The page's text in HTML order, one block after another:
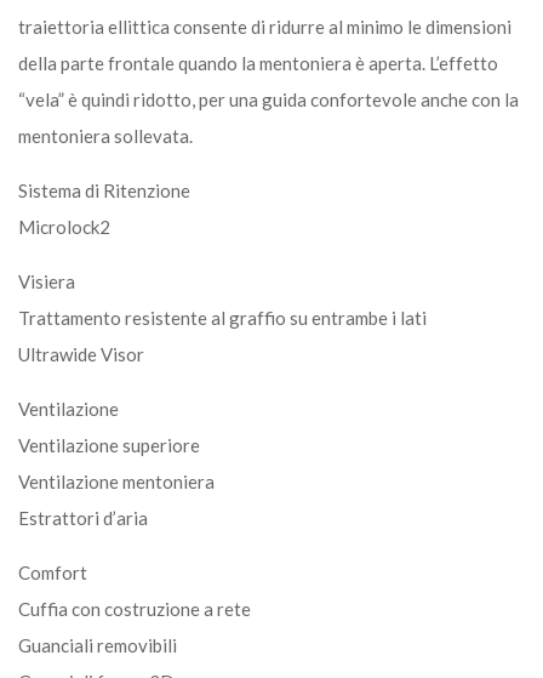
traiettoria ellittica consente di ridurre al minimo le dimensioni
della parte frontale quando la mentoniera è aperta. L’effetto
“vela” è quindi ridotto, per una guida confortevole anche con la
mentoniera sollevata.
Sistema di Ritenzione
Microlock2
Visiera
Trattamento resistente al graffio su entrambe i lati
Ultrawide Visor
Ventilazione
Ventilazione superiore
Ventilazione mentoniera
Estrattori d’aria
Comfort
Cuffia con costruzione a rete
Guanciali removibili